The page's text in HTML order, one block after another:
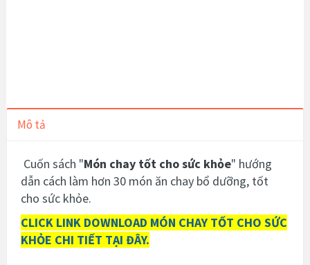
Mô tả
Cuốn sách "Món chay tốt cho sức khỏe" hướng
dẫn cách làm hơn 30 món ăn chay bổ dưỡng, tốt
cho sức khỏe.
CLICK LINK DOWNLOAD MÓN CHAY TỐT CHO SỨC
KHỎE CHI TIẾT TẠI ĐÂY.